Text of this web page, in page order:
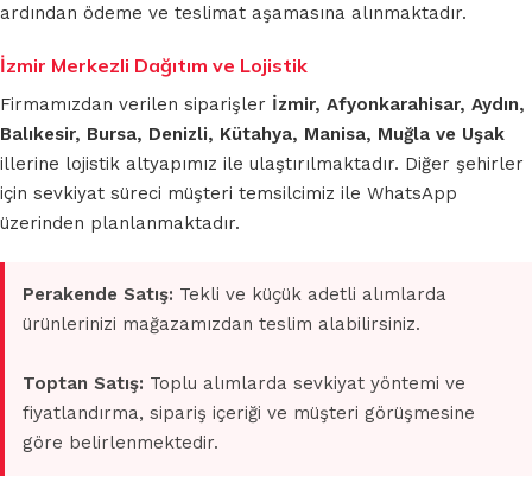
ardından ödeme ve teslimat aşamasına alınmaktadır.
İzmir Merkezli Dağıtım ve Lojistik
Firmamızdan verilen siparişler İzmir, Afyonkarahisar, Aydın,
Balıkesir, Bursa, Denizli, Kütahya, Manisa, Muğla ve Uşak
illerine lojistik altyapımız ile ulaştırılmaktadır. Diğer şehirler
için sevkiyat süreci müşteri temsilcimiz ile WhatsApp
üzerinden planlanmaktadır.
Perakende Satış: Tekli ve küçük adetli alımlarda
ürünlerinizi mağazamızdan teslim alabilirsiniz.
Toptan Satış: Toplu alımlarda sevkiyat yöntemi ve
fiyatlandırma, sipariş içeriği ve müşteri görüşmesine
göre belirlenmektedir.